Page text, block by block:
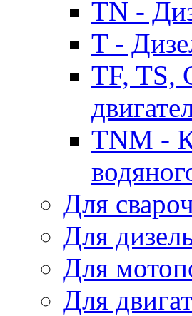
TN -
T -
TF, TS,
TNM -
Для
Для
Для
Для